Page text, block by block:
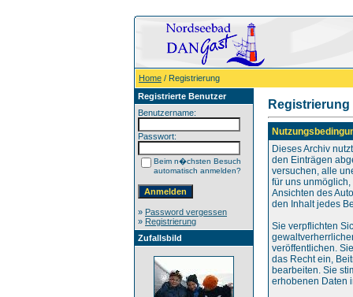
Home / Registrierung
Registrierte Benutzer
Benutzername:
Passwort:
Beim n�chsten Besuch
automatisch anmelden?
» Password vergessen
» Registrierung
Zufallsbild
Registrierung
Dieses Archiv
den Einträgen
versuchen, alle
für uns
Ansichten des
den Inhalt jedes
Sie verpflichten
veröffentlichen.
das Recht ein,
bearbeiten. Sie
erhobenen Daten